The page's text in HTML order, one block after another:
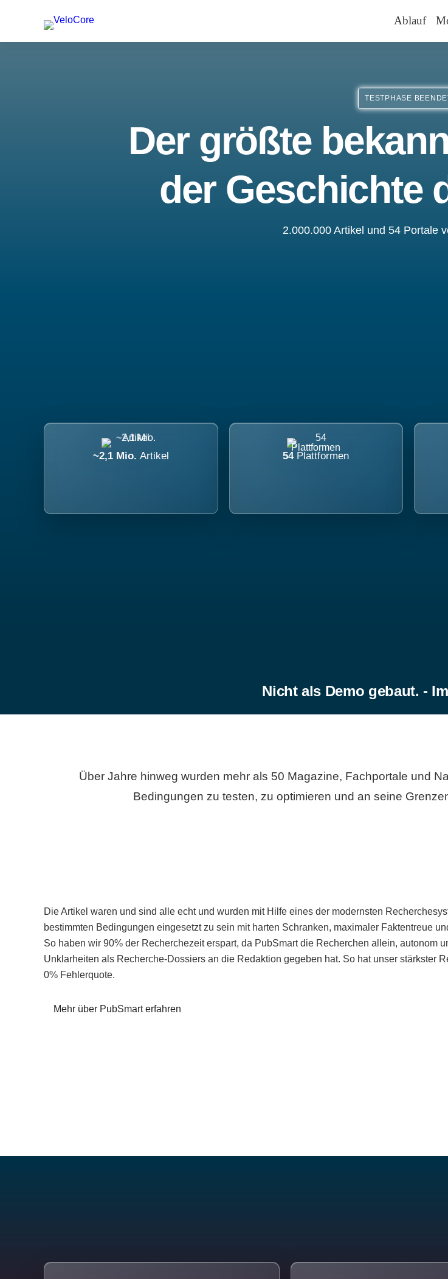
Ablauf
TESTPHASE
Der größte
der Geschichte
2.000.000 Artikel und 54 Portale
~2,1 Mio. Artikel 54 Plattformen
Nicht als Demo gebaut. -
Über Jahre hinweg wurden mehr als 50 Magazine, Fachportale und
Bedingungen zu testen, zu optimieren und an seine
Die Artikel waren und sind alle echt und wurden mit Hilfe eines der modernsten
bestimmten Bedingungen eingesetzt zu sein mit harten Schranken, maximaler Faktentreue
So haben wir 90% der Recherchezeit erspart, da PubSmart die Recherchen allein, autonom
Unklarheiten als Recherche-Dossiers an die Redaktion gegeben hat. So hat unser stärkster
0% Fehlerquote.
Mehr über PubSmart erfahren